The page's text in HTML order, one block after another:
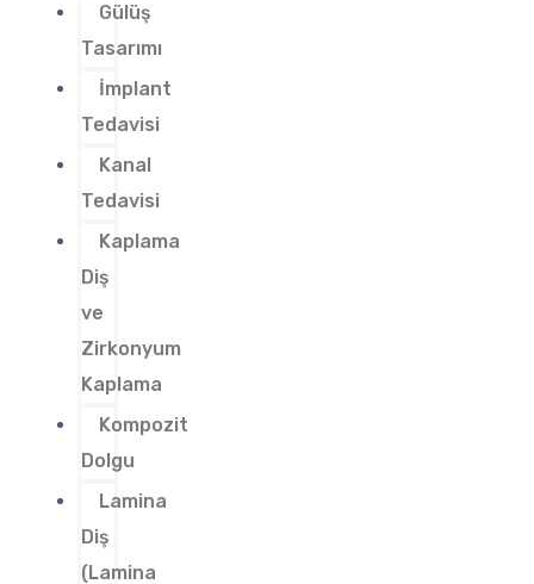
Gülüş
Tasarımı
İmplant
Tedavisi
Kanal
Tedavisi
Kaplama
Diş
ve
Zirkonyum
Kaplama
Kompozit
Dolgu
Lamina
Diş
(Lamina